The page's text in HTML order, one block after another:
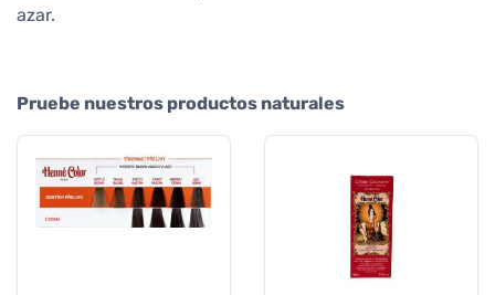
azar.
Pruebe nuestros productos naturales